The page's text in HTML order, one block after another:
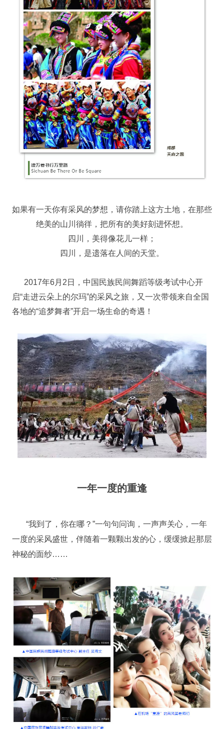
如果有一天你有采风的梦想，请你踏上这方土地，在那些
绝美的山川徜徉，把所有的美好刻进怀想。
四川，美得像花儿一样；
四川，是遗落在人间的天堂。
2017年6月2日，中国民族民间舞蹈等级考试中心开
启“走进云朵上的尔玛”的采风之旅，又一次带领来自全国
各地的“追梦舞者”开启一场生命的奇遇！
一年一度的重逢
“我到了，你在哪？”一句句问询，一声声关心，一年
一度的采风盛世，伴随着一颗颗出发的心，缓缓掀起那层
神秘的面纱……